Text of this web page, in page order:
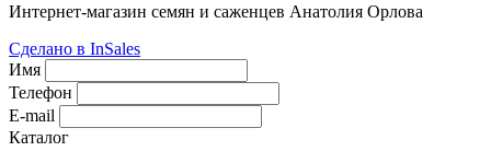
Интернет-магазин семян и саженцев Анатолия Орлова
Сделано в InSales
Имя
Телефон
E-mail
Каталог